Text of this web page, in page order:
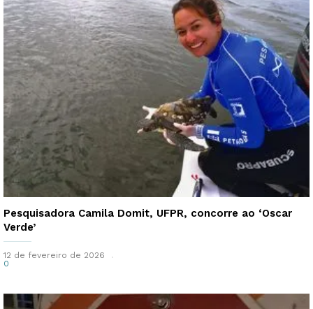
Pesquisadora Camila Domit, UFPR, concorre ao ‘Oscar
Verde’
12 de fevereiro de 2026
0